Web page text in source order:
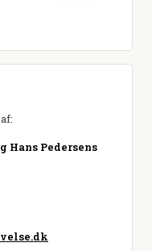
Pedersens